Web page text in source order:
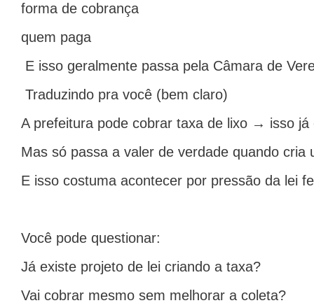
forma de cobrança
quem paga
E isso geralmente passa pela Câmara de
Traduzindo pra você (bem claro)
A prefeitura pode cobrar taxa de lixo → isso já
Mas só passa a valer de verdade quando cria
E isso costuma acontecer por pressão da lei
Você pode questionar:
Já existe projeto de lei criando a taxa?
Vai cobrar mesmo sem melhorar a coleta?